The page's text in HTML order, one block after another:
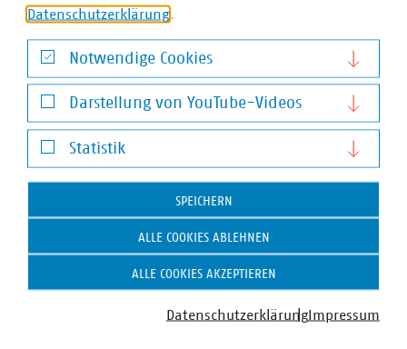
Facebook Instagram YouTube XING LinkedIn
Datenschutzerklärung
Notwendige Cookies
Notwendige Cookies
Darstellung von YouTube-Videos
Darstellung von YouTube-Videos
Statistik
Statistik
SPEICHERN
ALLE COOKIES ABLEHNEN
ALLE COOKIES AKZEPTIEREN
DatenschutzerklärungImpressum